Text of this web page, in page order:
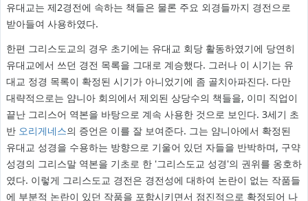
유대교는 제2경전에 속하는 책들은 물론 주요 외경들까지 경전으로
받아들여 사용하였다.
한편 그리스도교의 경우 초기에는 유대교 회당 활동하였기에 당연히
유대교에서 쓰던 경전 목록을 그대로 계승했다. 그러나 이 시기는 유
대교 정경 목록이 확정된 시기가 아니었기에 좀 골치아파진다. 다만
대략적으로는 얌니아 회의에서 제외된 상당수의 책들을, 이미 직업이
끝난 그리스어 역본을 바탕으로 계속 사용한 것으로 보인다. 3세기 초
반 오리게네스의 증언은 이를 잘 보여준다. 그는 얌니아에서 확정된
유대교 성경을 수용하는 방향으로 기울어 있던 자들을 반박하며, 구약
성경의 그리스말 역본을 기초로 한 '그리스도교 성경'의 권위를 옹호하
였다. 이렇게 그리스도교 경전은 경전성에 대하여 논란이 없는 작품들
에 부분적 논란이 있던 작품을 포함시키면서 점진적으로 확정되어 나